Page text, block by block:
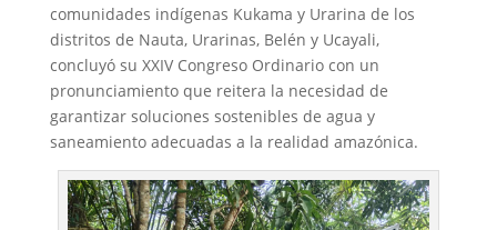
comunidades indígenas Kukama y Urarina de los
distritos de Nauta, Urarinas, Belén y Ucayali,
concluyó su XXIV Congreso Ordinario con un
pronunciamiento que reitera la necesidad de
garantizar soluciones sostenibles de agua y
saneamiento adecuadas a la realidad amazónica.